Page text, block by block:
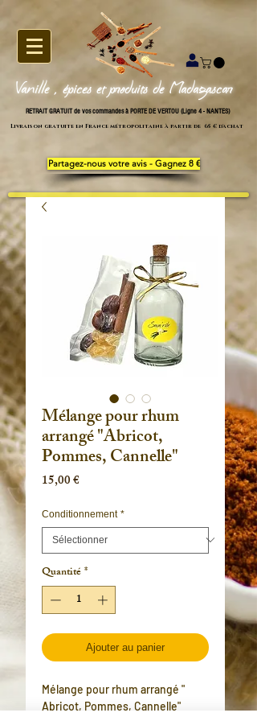
Vanille , épices et produits de Madagascar
RETRAIT GRATUIT de vos commandes à PORTE DE VERTOU (Ligne 4 - NANTES)
Livraison gratuite en France métropolitaine à partir de 65 € d'achat
Partagez-nous votre avis - Gagnez 8 €
Mélange pour rhum
arrangé "Abricot,
Pommes, Cannelle"
15,00 €Prix
Conditionnement *
Quantité*
Ajouter au panier
Mélange pour rhum arrangé "
Abricot, Pommes, Cannelle"